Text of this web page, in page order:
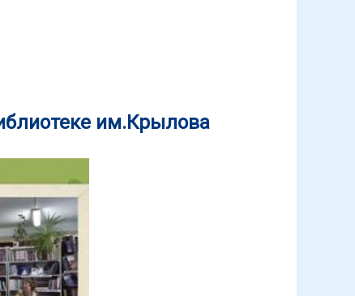
им.Крылова